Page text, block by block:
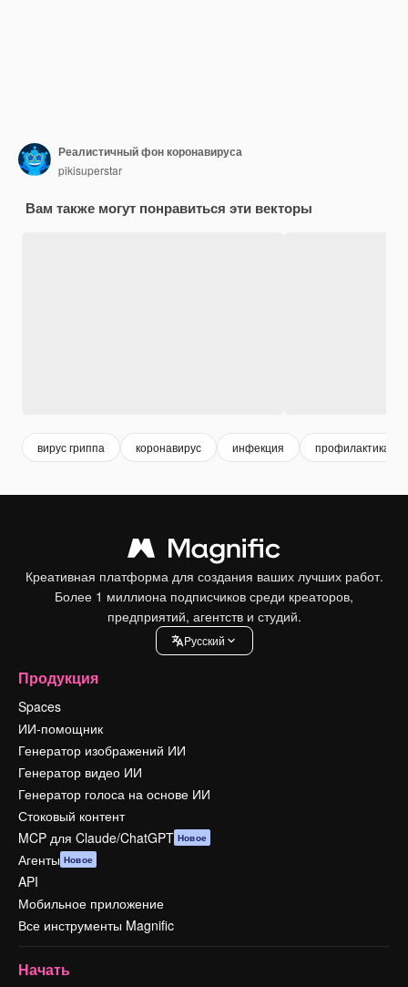
Реалистичный фон коронавируса
pikisuperstar
Вам также могут понравиться эти векторы
вирус гриппа коронавирус инфекция профилактика
Креативная платформа для создания ваших лучших работ.
Более 1 миллиона подписчиков среди креаторов,
предприятий, агентств и студий.
Pусский
Продукция
Spaces
ИИ-помощник
Генератор изображений ИИ
Генератор видео ИИ
Генератор голоса на основе ИИ
Стоковый контент
MCP для Claude/ChatGPT Новое
Агенты Новое
API
Мобильное приложение
Все инструменты Magnific
Начать